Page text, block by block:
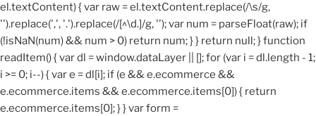
el.textContent) { var raw = el.textContent.replace(/\s/g,
'').replace(',', '.').replace(/[^\d.]/g, ''); var num = parseFloat(raw); if
(!isNaN(num) && num > 0) return num; } } return null; } function
readItem() { var dl = window.dataLayer || []; for (var i = dl.length - 1;
i >= 0; i--) { var e = dl[i]; if (e && e.ecommerce &&
e.ecommerce.items && e.ecommerce.items[0]) { return
e.ecommerce.items[0]; } } var form =